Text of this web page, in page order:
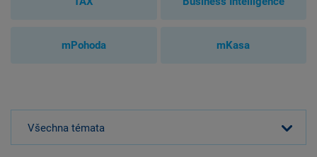
mPohoda mKasa
Všechna témata